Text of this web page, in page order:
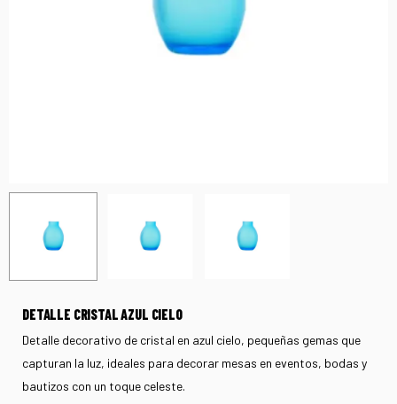
DETALLE CRISTAL AZUL CIELO
Detalle decorativo de cristal en azul cielo, pequeñas gemas que
capturan la luz, ideales para decorar mesas en eventos, bodas y
bautizos con un toque celeste.